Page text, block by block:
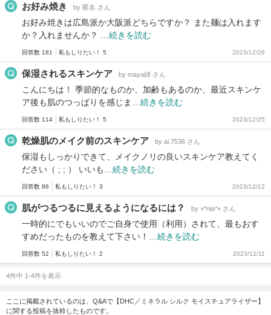
お好み焼き by 匿名 さん
お好み焼きは広島派か大阪派どちらですか？ また麺は入れます
か？入れませんか？ … 続きを読む
回答数 181 私もしりたい！ 5 2023/12/26
保湿されるスキンケア by maya姉 さん
こんにちは！ 季節的なものか、加齢もあるのか、最近スキンケ
ア後も肌のつっぱりを感じま… 続きを読む
回答数 114 私もしりたい！ 5 2023/12/25
乾燥肌のメイク前のスキンケア by ai.7536 さん
保湿もしっかりできて、メイクノリの良いスキンケア教えてく
ださい（ ; ; ） いいも… 続きを読む
回答数 86 私もしりたい！ 3 2023/12/12
肌がつるつるに見えるようになるには？ by ×*nia*× さん
一時的にでもいいのでご自身で使用（利用）されて、最もおす
すめだったものを教えて下さい！… 続きを読む
回答数 52 私もしりたい！ 2 2023/12/11
4件中 1-4件を表示
ここに掲載されているのは、Q&Aで【DHC／ミネラル シルク モイスチュアライザー】
に関する投稿を抜粋したものです。